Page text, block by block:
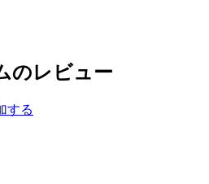
のレビュー
する